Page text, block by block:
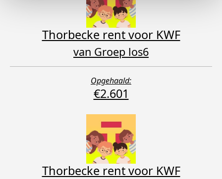
Thorbecke rent voor KWF
van Groep los6
Opgehaald:
€2.601
Thorbecke rent voor KWF